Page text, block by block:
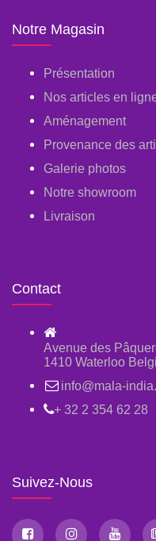
Notre Magasin
Présentation
Nos articles en
Aménagement
Provenance des
Galerie photos
Notre showroom
Livraison
Contact
Avenue des
1410 Waterloo
info@mala-
+ 32 2 354 62 28
Suivez-Nous